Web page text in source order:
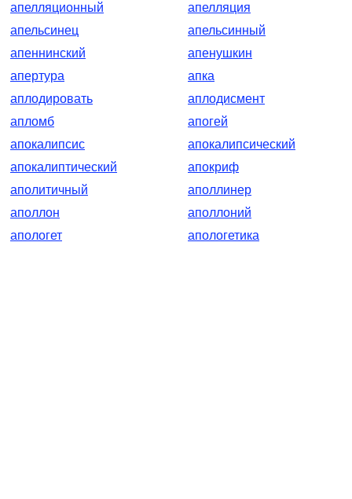
апелляционный
апелляция
апельсинец
апельсинный
апеннинский
апенушкин
апертура
апка
аплодировать
аплодисмент
апломб
апогей
апокалипсис
апокалипсический
апокалиптический
апокриф
аполитичный
аполлинер
аполлон
аполлоний
апологет
апологетика